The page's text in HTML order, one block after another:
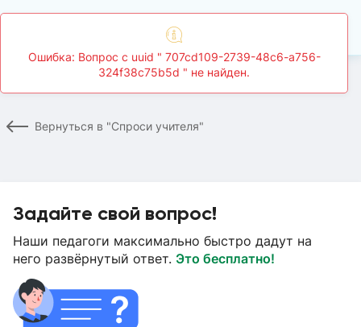
Спроси учителя Страница вопроса
Вернуться в "Спроси учителя"
Задайте свой вопрос!
Наши педагоги максимально быстро дадут на
него развёрнутый ответ. Это бесплатно!